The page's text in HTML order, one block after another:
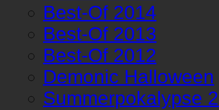
Best-Of 2014
Best-Of 2013
Best-Of 2012
Demonic Halloween
Summerpokalypse